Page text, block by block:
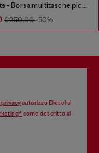
Multi-Pkts - Borsa multitasche piccola in denim washed
€250.00-50%
autorizzo Diesel al
come descritto al